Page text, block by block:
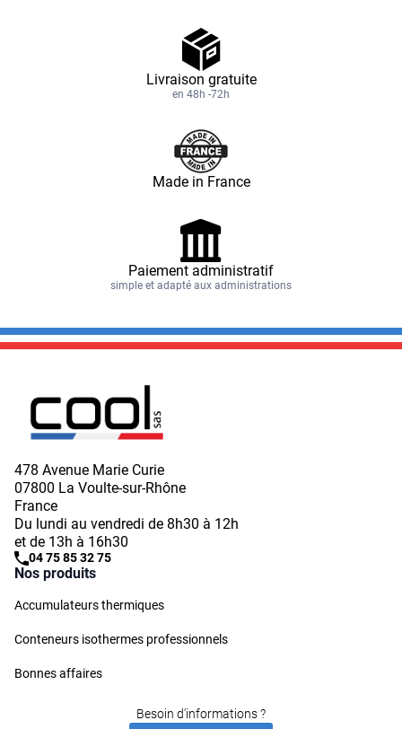
Livraison gratuite
en 48h -72h
Made in France
Paiement administratif
simple et adapté aux administrations
478 Avenue Marie Curie
07800 La Voulte-sur-Rhône
France
Du lundi au vendredi de 8h30 à 12h
et de 13h à 16h30
04 75 85 32 75
Nos produits
Accumulateurs thermiques
Conteneurs isothermes professionnels
Bonnes affaires
Besoin d'informations ?